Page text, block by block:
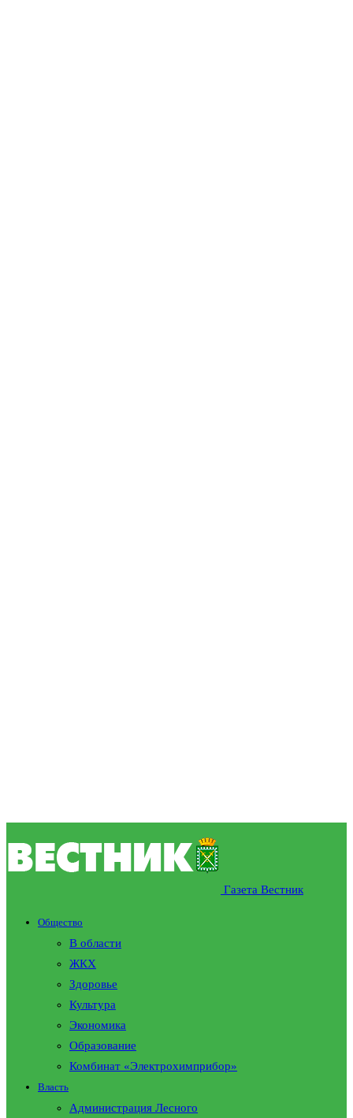
Газета Вестник
Общество
В области
ЖКХ
Здоровье
Культура
Экономика
Образование
Комбинат «Электрохимприбор»
Власть
Администрация Лесного